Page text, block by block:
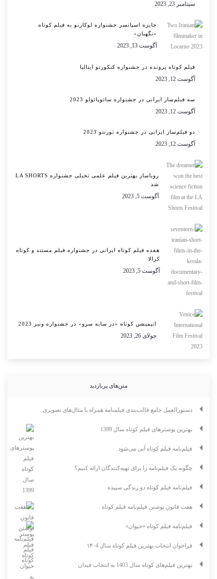
سپتامبر 23, 2023
جایزه اسپانسر جشنواره لوکارنو به فیلم کوتاه
«نگهبان»
آگوست 13, 2023
فیلم کوتاه پرونده در جشنواره کنکورتو ایتالیا
آگوست 12, 2023
سه فیلم‌ساز ایرانی در جشنواره سائوپائولو 2023
آگوست 12, 2023
دو فیلم‌ساز ایرانی در جشنواره تورنتو 2023
آگوست 12, 2023
رویاساز بهترین فیلم علمی تخیلی جشنواره LA SHORTS
شد
آگوست 5, 2023
هفده فیلم کوتاه ایرانی در جشنواره فیلم مستند و کوتاه
کرالا
آگوست 5, 2023
انیمیشن کوتاه «در سایه سرو» در جشنواره ونیز 2023
جولای 26, 2023
متن‌های پربازدید
دستورالعمل جامع قالب‌بندی فیلمنامه همراه با مثال‌های تصویری
بهترین پوسترهای فیلم کوتاه سال 1399
فیلم‌نامه فیلم کوتاه آبی می‌شود
چگونه یک فیلم‌نامه را برای تهیه‌کنندگان ارائه کنیم؟
فیلم‌نامه فیلم کوتاه دو زندگی سپیده
هفت قانونِ نوشتن فیلم‌نامه فیلم کوتاه
فیلم‌نامه فیلم کوتاه «حیوان»
فراخوان انتخاب بهترین فیلم کوتاه سال ۱۴۰4
بهترین فیلم‌های کوتاه سال 1403 به انتخاب فیدان